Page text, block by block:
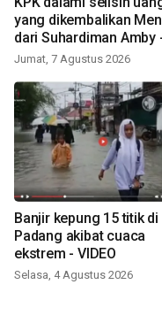
yang dikembalikan
dari Suhardiman Amby
VIDEO
Jumat, 7 Agustus 2026
Banjir kepung 15 titik di
Padang akibat cuaca
ekstrem - VIDEO
Selasa, 4 Agustus 2026